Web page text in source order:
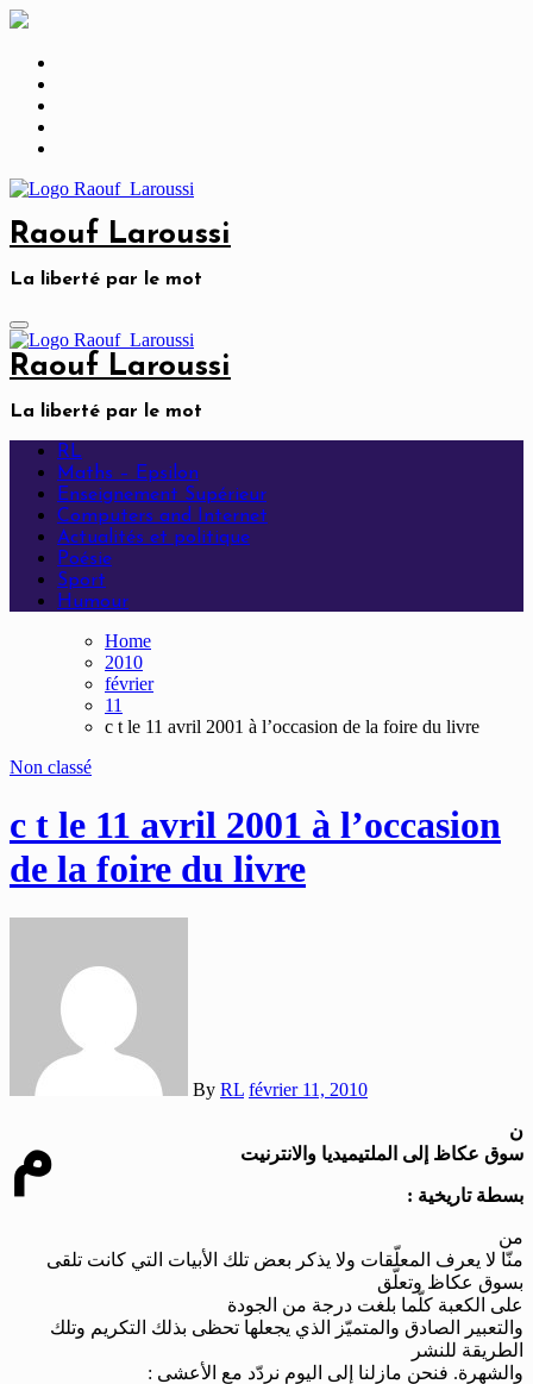
Skip
content
Raouf Laroussi
La liberté par le mot
Raouf Laroussi
La liberté par le mot
RL
Maths – Epsilon
Enseignement Supérieur
Computers and Internet
Actualités et politique
Poésie
Sport
Humour
Home
2010
février
11
c t le 11 avril 2001 à l’occasion de la foire du livre
Non classé
c t le 11 avril 2001 à l’occasion
de la foire du livre
By RL février 11, 2010
م
ن
سوق عكاظ إلى الملتيميديا والانترنيت
بسطة تاريخية :
من
منّا لا يعرف المعلّقات ولا يذكر بعض تلك الأبيات التي كانت تلقى
بسوق عكاظ وتعلّق
على الكعبة كلّما بلغت درجة من الجودة
والتعبير الصادق والمتميّز الذي يجعلها تحظى بذلك التكريم وتلك
الطريقة للنشر
والشهرة. فنحن مازلنا إلى اليوم نردّد مع الأعشى :